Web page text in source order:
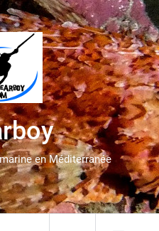
en Méditerranée